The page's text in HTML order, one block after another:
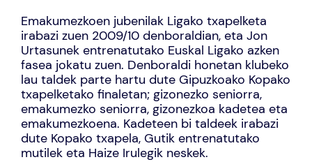
Emakumezkoen jubenilak Ligako txapelketa
irabazi zuen 2009/10 denboraldian, eta Jon
Urtasunek entrenatutako Euskal Ligako azken
fasea jokatu zuen. Denboraldi honetan klubeko
lau taldek parte hartu dute Gipuzkoako Kopako
txapelketako finaletan; gizonezko seniorra,
emakumezko seniorra, gizonezkoa kadetea eta
emakumezkoena. Kadeteen bi taldeek irabazi
dute Kopako txapela, Gutik entrenatutako
mutilek eta Haize Irulegik neskek.